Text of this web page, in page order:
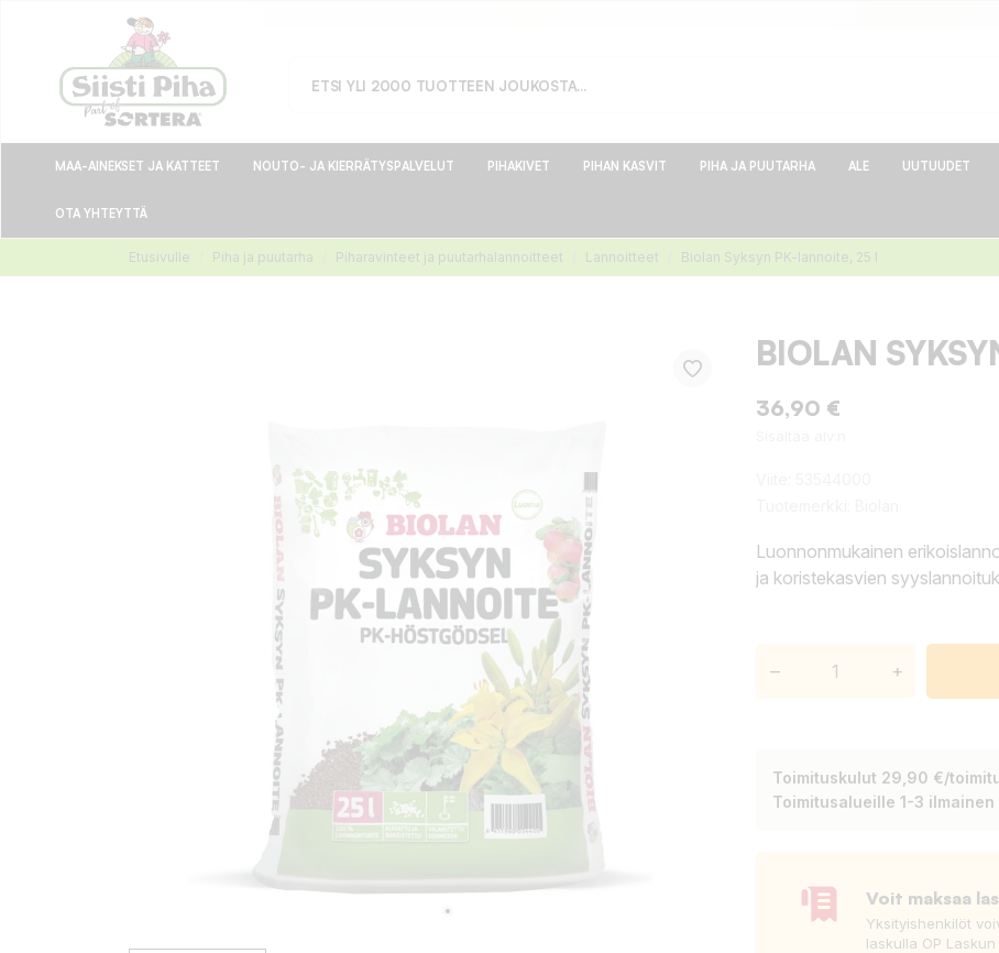
MAA-AINEKSET JA KATTEET NOUTO- JA KIERRÄTYSPALVELUT PIHAKIVET PIHAN KASVIT PIHA JA PUUTARHA ALE UUTUUDET
OTA YHTEYTTÄ
Etusivulle Piha ja puutarha Piharavinteet ja puutarhalannoitteet Lannoitteet Biolan Syksyn PK-lannoite, 25 l
BIOLAN
36,90 €
Luonnonmukainen
ja koristekasvien
– +
Toimituskulut 29,90 €/
Toimitusalueille 1-3
Voit maksaa
Yksityishenkilöt
laskulla OP